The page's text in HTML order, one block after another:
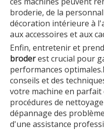
broderie, de la
décoration intérieure à
aux accessoires et aux
Enfin, entretenir et
broderest crucial pour
performances
conseils et des
votre machine en parfait
procédures de
dépannage des
d'une assistance